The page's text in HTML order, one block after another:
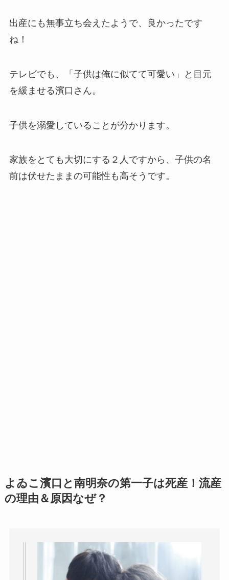
出産にも無事立ち会えたようで、良かったです
ね！
テレビでも、「子供は俺に似てて可愛い」と目元
を緩ませる濱口さん。
子供を溺愛していることが分かります。
家族をとても大切にする２人ですから、子供の名
前は伏せたままの可能性も高そうです。
よゐこ濱口と南明奈の第一子は死産！流産
の理由＆原因なぜ？